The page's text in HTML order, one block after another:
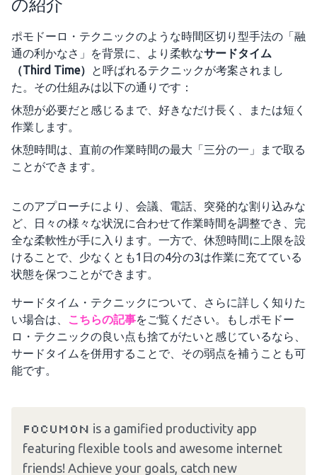
の紹介
ポモドーロ・テクニックのような時間区切り型手法の「融
通の利かなさ」を背景に、より柔軟なサードタイム
（Third Time）
と呼ばれるテクニックが考案されまし
た。その仕組みは以下の通りです：
休憩が必要だと感じるまで、好きなだけ長く、または短く
作業します。
休憩時間は、直前の作業時間の最大「三分の一」まで取る
ことができます。
このアプローチにより、会議、電話、突発的な割り込みな
ど、日々の様々な状況に合わせて作業時間を調整でき、完
全な柔軟性が手に入ります。一方で、休憩時間に上限を設
けることで、少なくとも1日の4分の3は作業に充てている
状態を保つことができます。
サードタイム・テクニックについて、さらに詳しく知りた
い場合は、
こちらの記事をご覧ください。もしポモドー
ロ・テクニックの良い点も捨てがたいと感じているなら、
サードタイムを併用することで、その弱点を補うことも可
能です。
Focumon is a gamified productivity app
featuring flexible tools and awesome internet
friends! Achieve your goals, catch new